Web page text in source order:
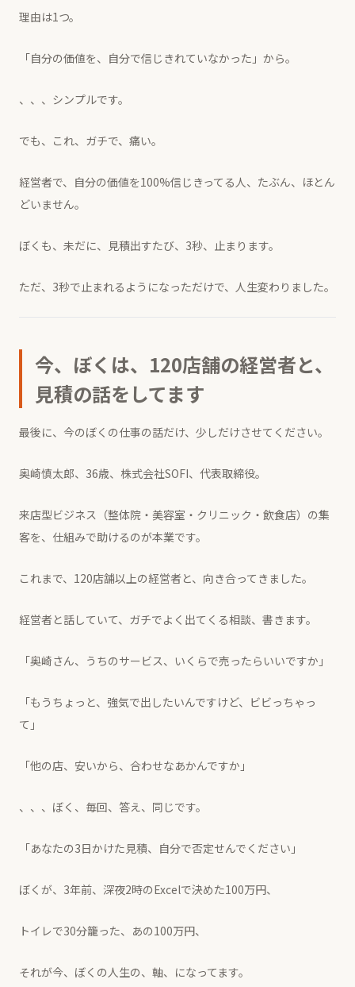
理由は1つ。
「自分の価値を、自分で信じきれていなかった」から。
、、、シンプルです。
でも、これ、ガチで、痛い。
経営者で、自分の価値を100%信じきってる人、たぶん、ほとん
どいません。
ぼくも、未だに、見積出すたび、3秒、止まります。
ただ、3秒で止まれるようになっただけで、人生変わりました。
今、ぼくは、120店舗の経営者と、
見積の話をしてます
最後に、今のぼくの仕事の話だけ、少しだけさせてください。
奥崎慎太郎、36歳、株式会社SOFI、代表取締役。
来店型ビジネス（整体院・美容室・クリニック・飲食店）の集
客を、仕組みで助けるのが本業です。
これまで、 120店舗以上の経営者と、向き合ってきました。
経営者と話していて、ガチでよく出てくる相談、書きます。
「奥崎さん、うちのサービス、いくらで売ったらいいですか」
「もうちょっと、強気で出したいんですけど、ビビっちゃっ
て」
「他の店、安いから、合わせなあかんですか」
、、、ぼく、毎回、答え、同じです。
「あなたの3日かけた見積、自分で否定せんでください」
ぼくが、3年前、深夜2時のExcelで決めた100万円、
トイレで30分籠った、あの100万円、
それが今、ぼくの人生の、軸、になってます。